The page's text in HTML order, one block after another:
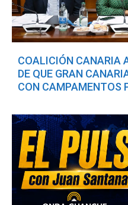
COALICIÓN CANARIA
DE QUE GRAN
CON CAMPAMENTOS